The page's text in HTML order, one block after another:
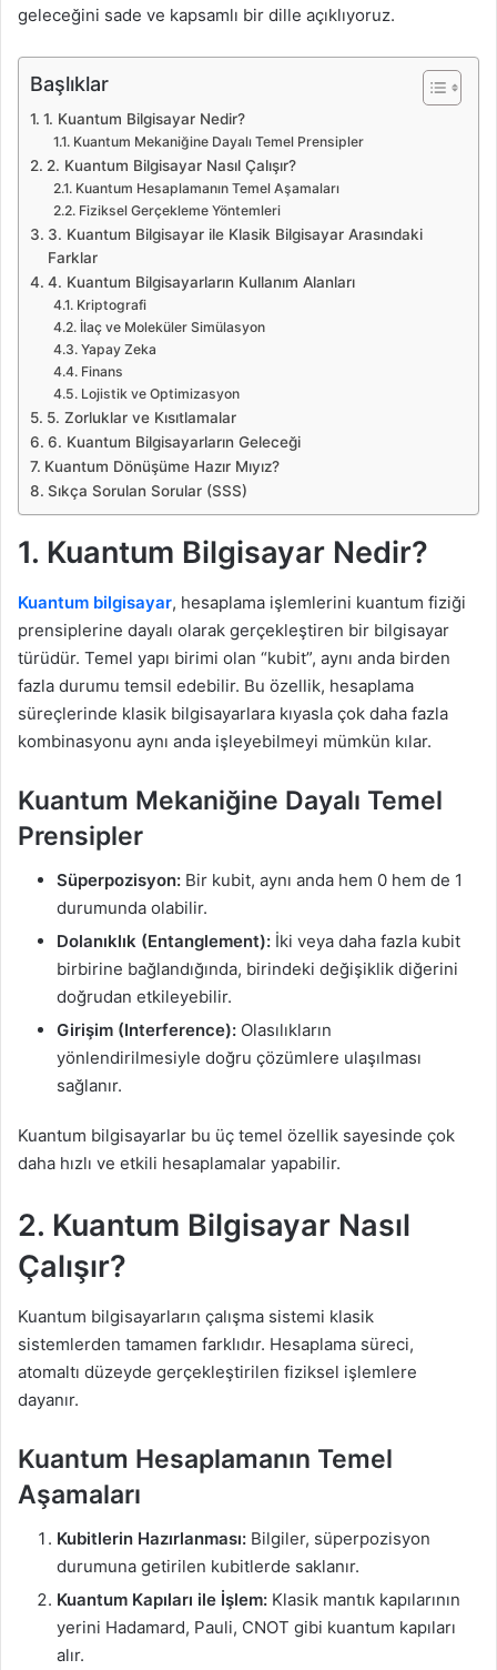
geleceğini sade ve kapsamlı bir dille açıklıyoruz.
Başlıklar
1. Kuantum Bilgisayar Nedir?
Kuantum Mekaniğine Dayalı Temel Prensipler
2. Kuantum Bilgisayar Nasıl Çalışır?
Kuantum Hesaplamanın Temel Aşamaları
Fiziksel Gerçekleme Yöntemleri
3. Kuantum Bilgisayar ile Klasik Bilgisayar Arasındaki
Farklar
4. Kuantum Bilgisayarların Kullanım Alanları
Kriptografi
İlaç ve Moleküler Simülasyon
Yapay Zeka
Finans
Lojistik ve Optimizasyon
5. Zorluklar ve Kısıtlamalar
6. Kuantum Bilgisayarların Geleceği
Kuantum Dönüşüme Hazır Mıyız?
Sıkça Sorulan Sorular (SSS)
1. Kuantum Bilgisayar Nedir?
Kuantum bilgisayar, hesaplama işlemlerini kuantum fiziği
prensiplerine dayalı olarak gerçekleştiren bir bilgisayar
türüdür. Temel yapı birimi olan “kubit”, aynı anda birden
fazla durumu temsil edebilir. Bu özellik, hesaplama
süreçlerinde klasik bilgisayarlara kıyasla çok daha fazla
kombinasyonu aynı anda işleyebilmeyi mümkün kılar.
Kuantum Mekaniğine Dayalı Temel
Prensipler
Süperpozisyon: Bir kubit, aynı anda hem 0 hem de 1
durumunda olabilir.
Dolanıklık (Entanglement): İki veya daha fazla kubit
birbirine bağlandığında, birindeki değişiklik diğerini
doğrudan etkileyebilir.
Girişim (Interference): Olasılıkların
yönlendirilmesiyle doğru çözümlere ulaşılması
sağlanır.
Kuantum bilgisayarlar bu üç temel özellik sayesinde çok
daha hızlı ve etkili hesaplamalar yapabilir.
2. Kuantum Bilgisayar Nasıl
Çalışır?
Kuantum bilgisayarların çalışma sistemi klasik
sistemlerden tamamen farklıdır. Hesaplama süreci,
atomaltı düzeyde gerçekleştirilen fiziksel işlemlere
dayanır.
Kuantum Hesaplamanın Temel
Aşamaları
Kubitlerin Hazırlanması: Bilgiler, süperpozisyon
durumuna getirilen kubitlerde saklanır.
Kuantum Kapıları ile İşlem: Klasik mantık kapılarının
yerini Hadamard, Pauli, CNOT gibi kuantum kapıları
alır.